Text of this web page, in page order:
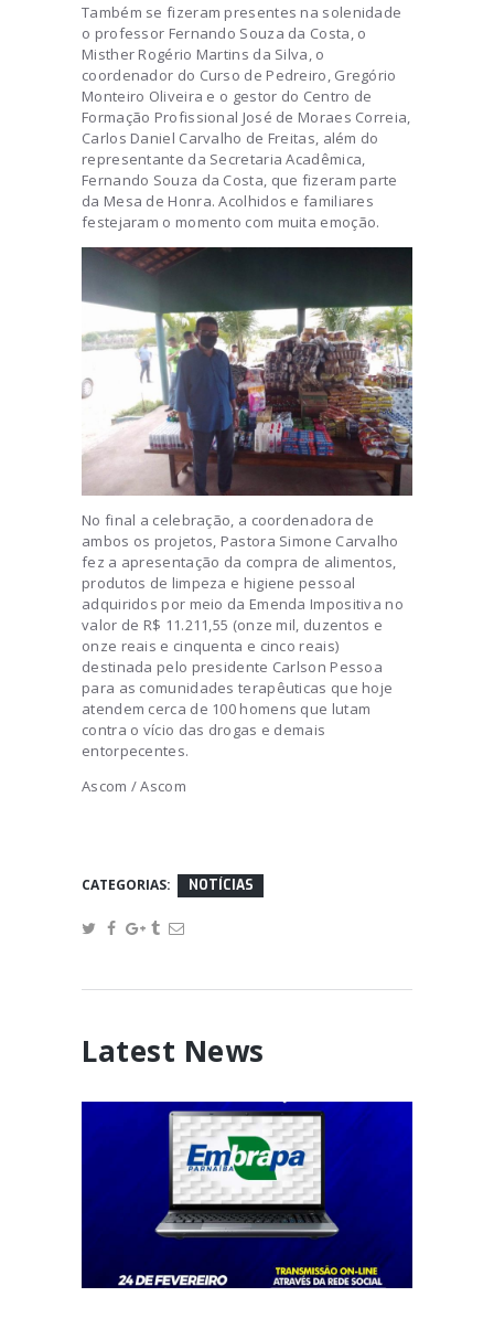
Também se fizeram presentes na solenidade
o professor Fernando Souza da Costa, o
Misther Rogério Martins da Silva, o
coordenador do Curso de Pedreiro, Gregório
Monteiro Oliveira e o gestor do Centro de
Formação Profissional José de Moraes Correia,
Carlos Daniel Carvalho de Freitas, além do
representante da Secretaria Acadêmica,
Fernando Souza da Costa, que fizeram parte
da Mesa de Honra. Acolhidos e familiares
festejaram o momento com muita emoção.
No final a celebração, a coordenadora de
ambos os projetos, Pastora Simone Carvalho
fez a apresentação da compra de alimentos,
produtos de limpeza e higiene pessoal
adquiridos por meio da Emenda Impositiva no
valor de R$ 11.211,55 (onze mil, duzentos e
onze reais e cinquenta e cinco reais)
destinada pelo presidente Carlson Pessoa
para as comunidades terapêuticas que hoje
atendem cerca de 100 homens que lutam
contra o vício das drogas e demais
entorpecentes.
Ascom / Ascom
CATEGORIAS: NOTÍCIAS
Latest News
Câmara realizará nesta
quarta (24), audiência para
discutir o futuro da Embrapa
de Parnaíba
February 24, 2021